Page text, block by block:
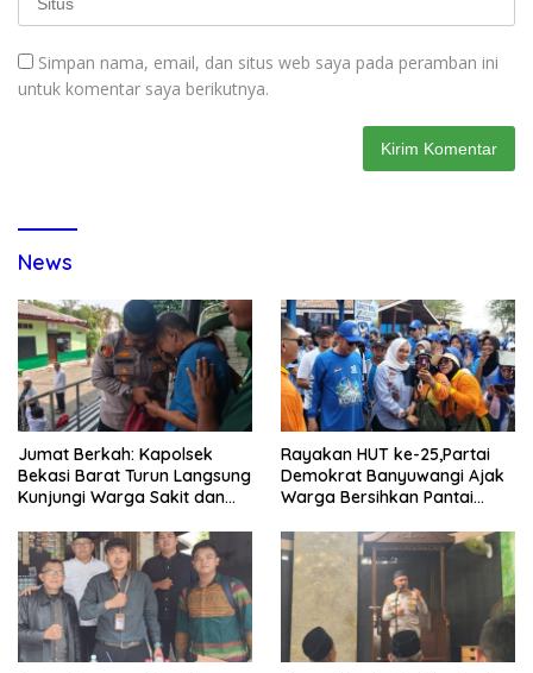
Simpan nama, email, dan situs web saya pada peramban ini
untuk komentar saya berikutnya.
News
Jumat Berkah: Kapolsek
Bekasi Barat Turun Langsung
Kunjungi Warga Sakit dan
Rayakan HUT ke-25,Partai
Demokrat Banyuwangi Ajak
Warga Bersihkan Pantai